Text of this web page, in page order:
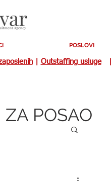
POSLOVI
| Outstaffing usluge|
POSAO